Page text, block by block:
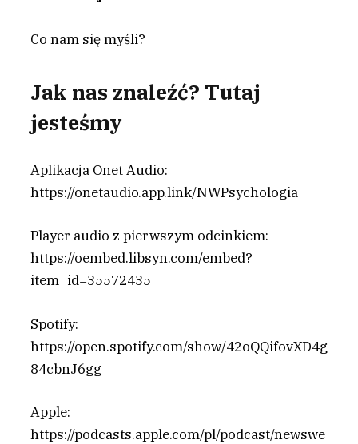
Co nam się myśli?
Jak nas znaleźć? Tutaj
jesteśmy
Aplikacja Onet Audio:
https://onetaudio.app.link/NWPsychologia
Player audio z pierwszym odcinkiem:
https://oembed.libsyn.com/embed?
item_id=35572435
Spotify:
https://open.spotify.com/show/42oQQifovXD4g
84cbnJ6gg
Apple:
https://podcasts.apple.com/pl/podcast/newswe